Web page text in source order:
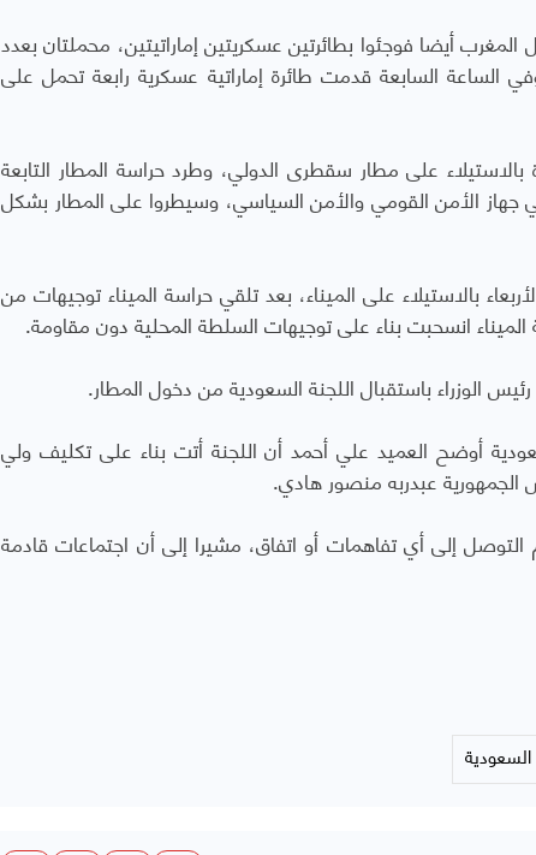
أيضا فوجئوا بطائرتين عسكريتين إماراتيتين، محملتان بعدد
الإماراتيين يقدر عددهم 80 فردا، وفي الساعة السابعة قدمت طائرة إماراتية عسكرية رابعة تحمل على
على مطار سقطرى الدولي، وطرد حراسة المطار التابعة
جهاز الأمن القومي والأمن السياسي، وسيطروا على المطار بشكل
بالاستيلاء على الميناء، بعد تلقي حراسة الميناء توجيهات من
انسحبت بناء على توجيهات السلطة المحلية دون مقاومة.
رئيس الوزراء باستقبال اللجنة السعودية من دخول المطار.
أوضح العميد علي أحمد أن اللجنة أتت بناء على تكليف ولي
عبدربه منصور هادي.
إلى أي تفاهمات أو اتفاق، مشيرا إلى أن اجتماعات قادمة
السعودية